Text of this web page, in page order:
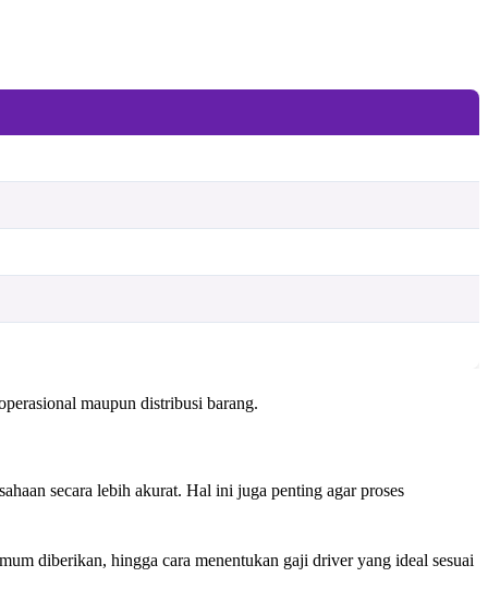
maupun distribusi barang.
secara lebih akurat. Hal ini juga penting agar proses
diberikan, hingga cara menentukan gaji driver yang ideal sesuai